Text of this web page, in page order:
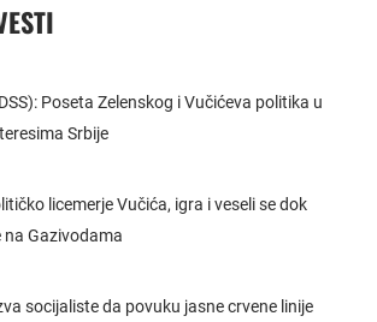
Poseta Zelenskog i Vučićeva politika u
Srbije
licemerje Vučića, igra i veseli se dok
na Gazivodama
socijaliste da povuku jasne crvene linije